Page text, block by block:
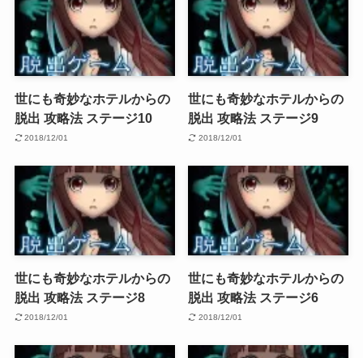
世にも奇妙なホテルからの
脱出 攻略法 ステージ10
2018/12/01
世にも奇妙なホテルからの
脱出 攻略法 ステージ9
2018/12/01
世にも奇妙なホテルからの
脱出 攻略法 ステージ8
2018/12/01
世にも奇妙なホテルからの
脱出 攻略法 ステージ6
2018/12/01